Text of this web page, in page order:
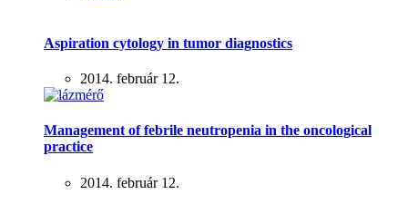
Aspiration cytology in tumor diagnostics
2014. február 12.
Management of febrile neutropenia in the oncological
practice
2014. február 12.